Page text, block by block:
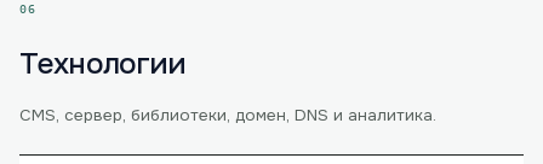
06
Технологии
CMS, сервер, библиотеки, домен, DNS и аналитика.